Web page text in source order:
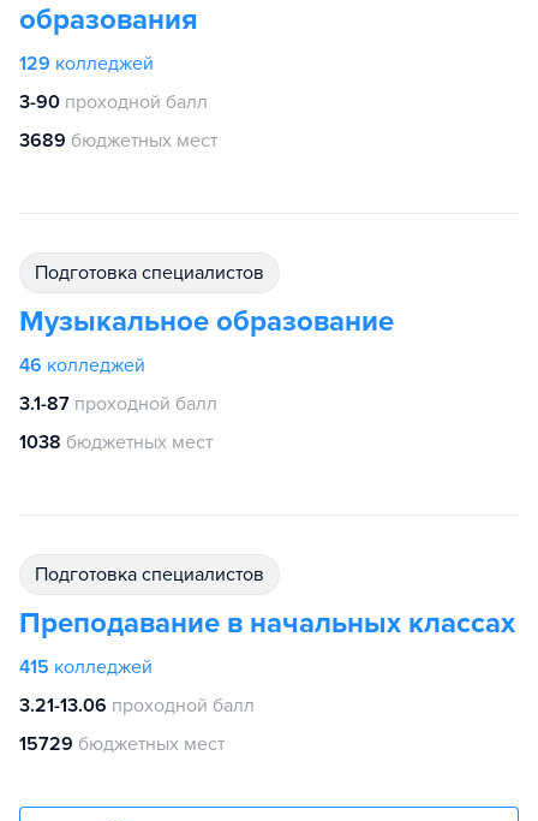
образования
129 колледжей
3-90 проходной балл
3689 бюджетных мест
подготовка специалистов
Музыкальное образование
46 колледжей
3.1-87 проходной балл
1038 бюджетных мест
подготовка специалистов
Преподавание в начальных классах
415 колледжей
3.21-13.06 проходной балл
15729 бюджетных мест